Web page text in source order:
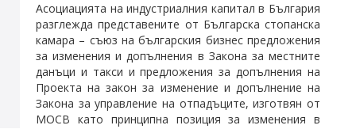
Асоциацията на индустриалния капитал в България
разглежда представените от Българска стопанска
камара – съюз на българския бизнес предложения
за изменения и допълнения в Закона за местните
данъци и такси и предложения за допълнения на
Проекта на закон за изменение и допълнение на
Закона за управление на отпадъците, изготвян от
МОСВ като принципна позиция за изменения в